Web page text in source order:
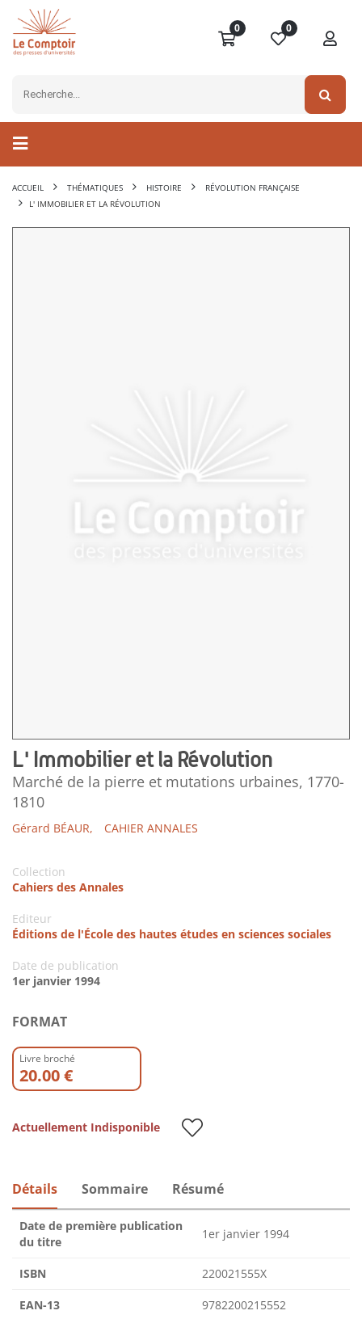
0 0
ACCUEIL THÉMATIQUES HISTOIRE
RÉVOLUTION FRANÇAISE
L' IMMOBILIER ET LA RÉVOLUTION
L' Immobilier et la Révolution
Marché de la pierre et mutations urbaines, 1770-
1810
Gérard BÉAUR, CAHIER ANNALES
Collection
Cahiers des Annales
Editeur
Éditions de l'École des hautes études en sciences sociales
Date de publication
1er janvier 1994
FORMAT
Livre broché
20.00 €
Actuellement Indisponible
Détails Sommaire Résumé
Date de première publication
du titre
1er janvier 1994
ISBN 220021555X
EAN-13 9782200215552